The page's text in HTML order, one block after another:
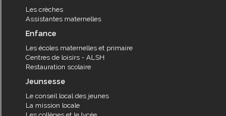
Les crèches
Assistantes maternelles
Enfance
Les écoles maternelles et primaire
Centres de loisirs - ALSH
Restauration scolaire
Jeunsesse
Le conseil local des jeunes
La mission locale